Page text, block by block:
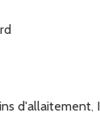
d'allaitement,